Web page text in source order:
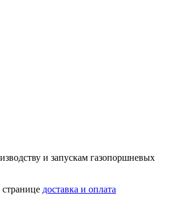
и запускам газопоршневых
доставка и оплата